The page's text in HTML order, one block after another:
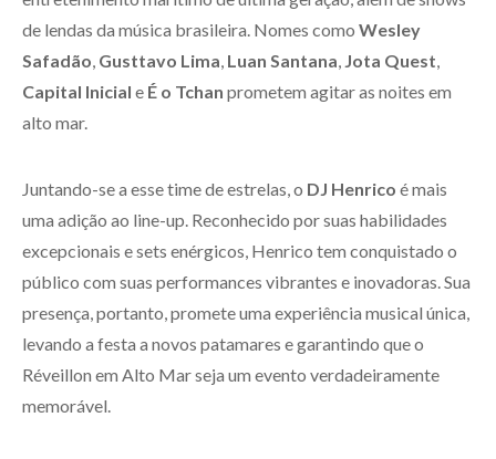
de lendas da música brasileira. Nomes como Wesley
Safadão Gusttavo Lima Luan Santana Jota Quest
Capital Inicial e É o Tchan prometem agitar as noites em
alto mar.
Juntando-se a esse time de estrelas, o DJ Henrico é mais
uma adição ao line-up. Reconhecido por suas habilidades
excepcionais e sets enérgicos, Henrico tem conquistado o
público com suas performances vibrantes e inovadoras. Sua
presença, portanto, promete uma experiência musical única,
levando a festa a novos patamares e garantindo que o
Réveillon em Alto Mar seja um evento verdadeiramente
memorável.